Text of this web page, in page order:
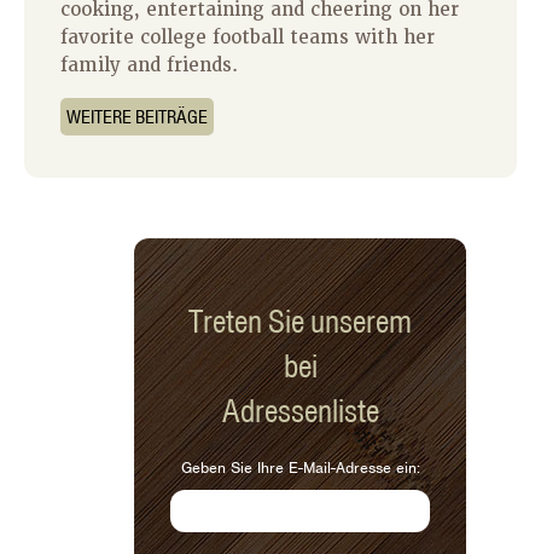
cooking, entertaining and cheering on her
favorite college football teams with her
family and friends.
WEITERE BEITRÄGE
Treten Sie unserem
bei
Adressenliste
Geben Sie Ihre E-Mail-Adresse ein: